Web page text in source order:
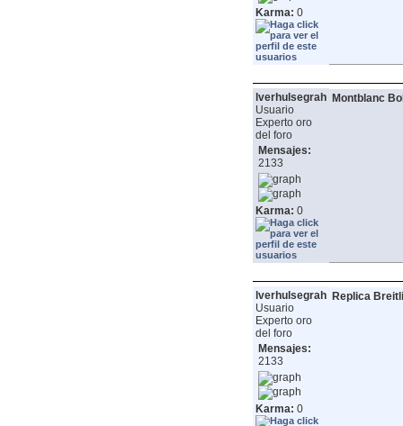
Karma: 0
lverhulsegrah
Usuario
Experto oro
del foro
Mensajes:
2133
Karma: 0
Montblanc
lverhulsegrah
Usuario
Experto oro
del foro
Mensajes:
2133
Karma: 0
Replica